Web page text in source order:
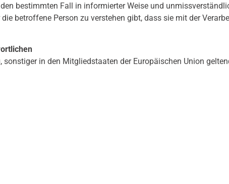
bestimmten Fall in informierter Weise und
betroffene Person zu verstehen gibt, dass sie mit der
in den Mitgliedstaaten der Europäischen Union